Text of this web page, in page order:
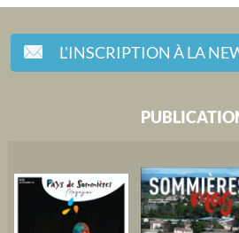
L'INSCRIPTION À LA